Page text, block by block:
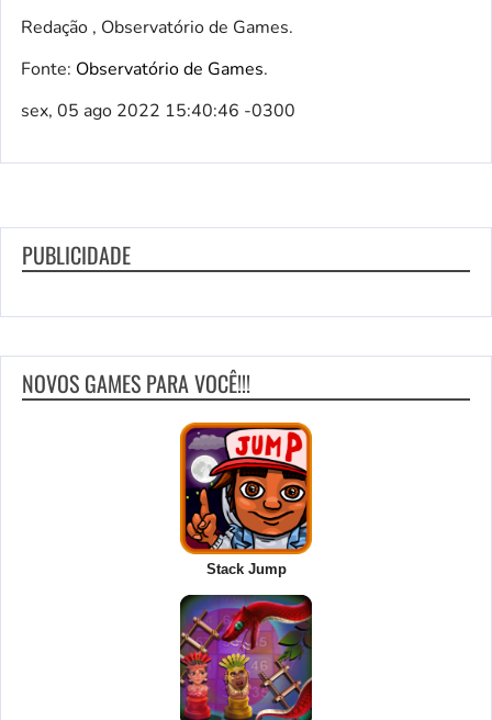
Redação , Observatório de Games.
Fonte: Observatório de Games.
sex, 05 ago 2022 15:40:46 -0300
PUBLICIDADE
NOVOS GAMES PARA VOCÊ!!!
Stack Jump